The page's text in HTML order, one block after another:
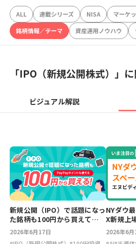
ALL 連載シリーズ NISA マーケ
銘柄情報／テーマ
資産運用ノウハウ
「IPO（新規公開株式） 」
ビジュアル解説
新規公開（IPO）で話題になっ
た銘柄も100円から買えて
PayPayポイントも使える！
2026年6月17日
NYダウ
X新規上
2026年6月